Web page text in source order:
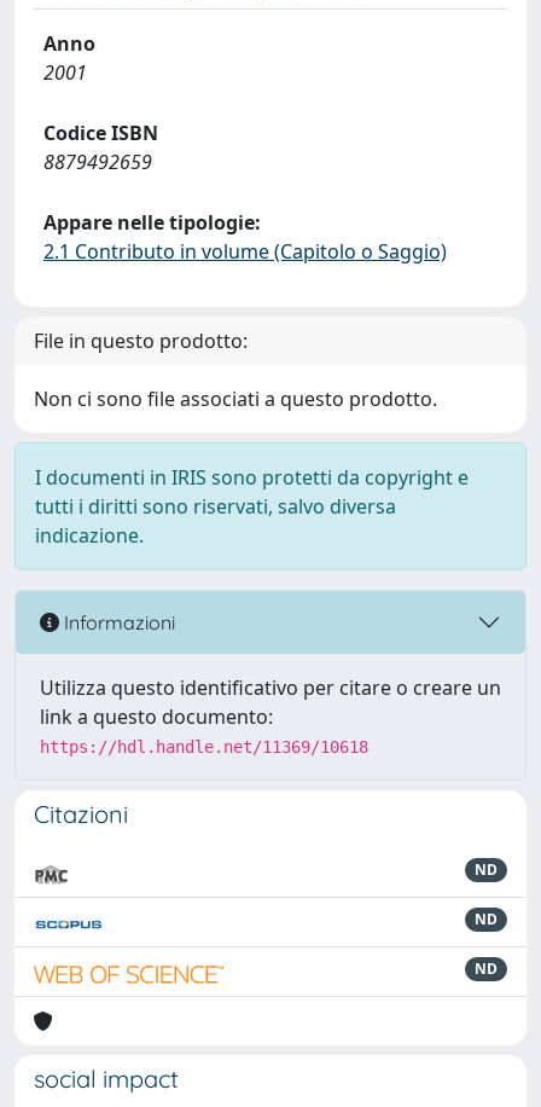
Anno
2001
Codice ISBN
8879492659
Appare nelle tipologie:
2.1 Contributo in volume (Capitolo o Saggio)
File in questo prodotto:
Non ci sono file associati a questo prodotto.
I documenti in IRIS sono protetti da copyright e
tutti i diritti sono riservati, salvo diversa
indicazione.
Informazioni
Utilizza questo identificativo per citare o creare un
link a questo documento:
https://hdl.handle.net/11369/10618
Citazioni
ND
ND
ND
social impact